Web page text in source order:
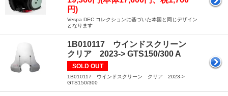
円)
Vespa DEC コレクションに基づいた本国と同じデザイン
となります
1B010117 ウインドスクリーン
クリア 2023-> GTS150/300 A
SOLD OUT
1B010117 ウインドスクリーン クリア 2023->
GTS150/300